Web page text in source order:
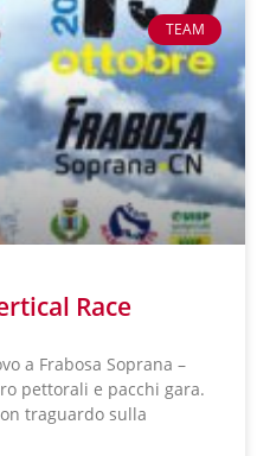
TEAM
Race
a Frabosa Soprana –
pettorali e pacchi gara.
traguardo sulla